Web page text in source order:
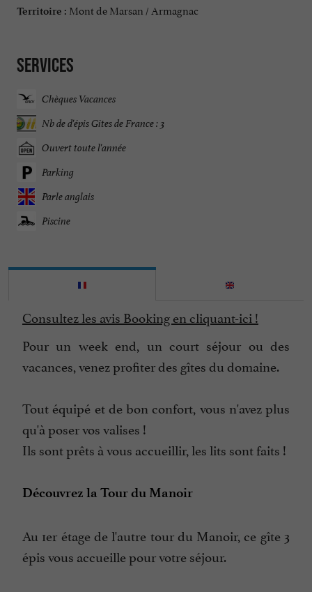
Territoire : Mont de Marsan / Armagnac
Services
Chèques Vacances
Nb de d'épis Gîtes de France : 3
Ouvert toute l'année
Parking
Parle anglais
Piscine
Consultez les avis Booking en cliquant-ici !
Pour un week end, un court séjour ou des
vacances, venez profiter des gîtes du domaine.
Tout équipé et de bon confort, vous n'avez plus
qu'à poser vos valises !
Ils sont prêts à vous accueillir, les lits sont faits !
Découvrez la Tour du Manoir
Au 1er étage de l'autre tour du Manoir, ce gîte 3
épis vous accueille pour votre séjour.